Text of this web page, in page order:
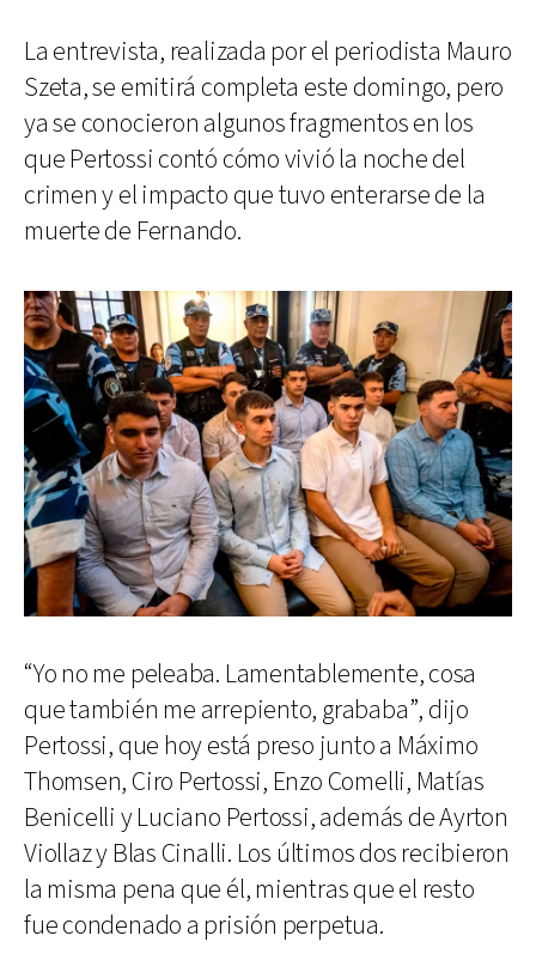
La entrevista, realizada por el periodista Mauro
Szeta, se emitirá completa este domingo, pero
ya se conocieron algunos fragmentos en los
que Pertossi contó cómo vivió la noche del
crimen y el impacto que tuvo enterarse de la
muerte de Fernando.
“Yo no me peleaba. Lamentablemente, cosa
que también me arrepiento, grababa”, dijo
Pertossi, que hoy está preso junto a Máximo
Thomsen, Ciro Pertossi, Enzo Comelli, Matías
Benicelli y Luciano Pertossi, además de Ayrton
Viollaz y Blas Cinalli. Los últimos dos recibieron
la misma pena que él, mientras que el resto
fue condenado a prisión perpetua.